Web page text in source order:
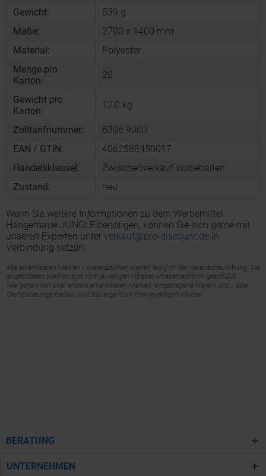
Gewicht:
539 g
Maße:
2700 x 1400 mm
Material:
Polyester
Menge pro
Karton:
20
Gewicht pro
Karton:
12,0 kg
Zolltarifnummer:
6306 9000
EAN / GTIN:
4062588450017
Handelsklausel:
Zwischenverkauf vorbehalten
Zustand:
neu
Wenn Sie weitere Informationen zu dem Werbemittel
Hängematte JUNGLE benötigen, können Sie sich gerne mit
unseren Experten unter verkauf@pro-discount.de in
Verbindung setzen.
BERATUNG
UNTERNEHMEN